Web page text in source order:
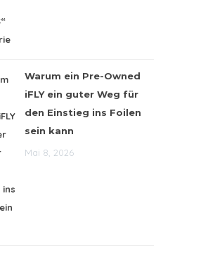
Warum ein Pre-Owned
iFLY ein guter Weg für
den Einstieg ins Foilen
sein kann
Mai 8, 2026